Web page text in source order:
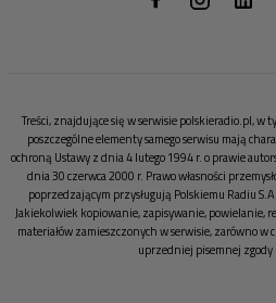
Treści, znajdujące się w serwisie polskieradio.pl, w
poszczególne elementy samego serwisu mają
ochroną Ustawy z dnia 4 lutego 1994 r. o prawie
dnia 30 czerwca 2000 r. Prawo własności
poprzedzającym przysługują Polskiemu Radiu
Jakiekolwiek kopiowanie, zapisywanie, powielanie,
materiałów zamieszczonych w serwisie, zarówno w
uprzedniej pisemnej